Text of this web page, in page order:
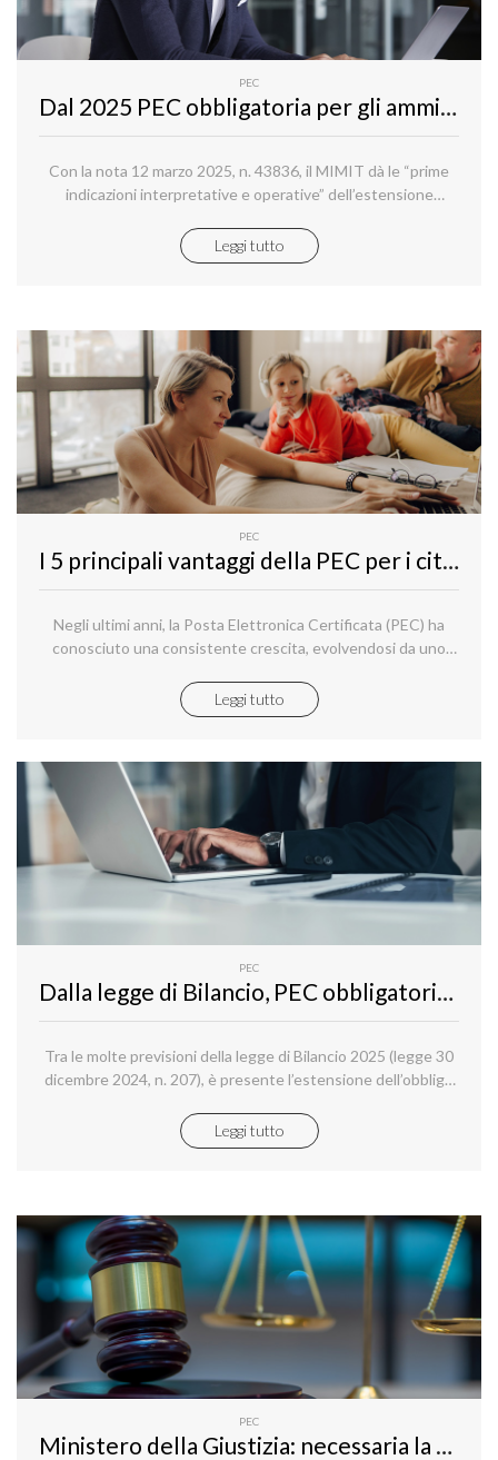
PEC
Dal 2025 PEC obbligatoria per gli amministratori di società: dal MIMIT le prime indicazioni interpretative e operative
Con la nota 12 marzo 2025, n. 43836, il MIMIT dà le “prime
indicazioni interpretative e operative” dell’estensione
delle Imprese anche il “domicilio digitale” degli
«amministratori di imprese costituite in forma societaria».
Leggi tutto
PEC
I 5 principali vantaggi della PEC per i cittadini privati
Negli ultimi anni, la Posta Elettronica Certificata (PEC) ha
conosciuto una consistente crescita, evolvendosi da uno
professionisti a una risorsa indispensabile anche per i privati
cittadini.
Leggi tutto
PEC
Dalla legge di Bilancio, PEC obbligatoria per gli amministratori di società dal 2025
Tra le molte previsioni della legge di Bilancio 2025 (legge 30
dicembre 2024, n. 207), è presente l’estensione dell’obbligo
costituite in forma societaria (art. 1, comma 860).
Leggi tutto
PEC
Ministero della Giustizia: necessaria la PEC per iscriversi al concorso pubblico per il reclutamento di 236 tra funzionari e assistenti.